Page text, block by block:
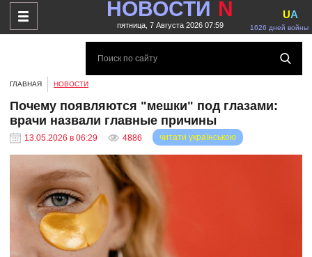
НОВОСТИ N
пятница, 7 Августа 2026 07:59 1626 дней войны
UA
ГЛАВНАЯ НОВОСТИ
Почему появляются "мешки" под глазами:
врачи назвали главные причины
13.05.2026 в 06:29 4886 читати українською